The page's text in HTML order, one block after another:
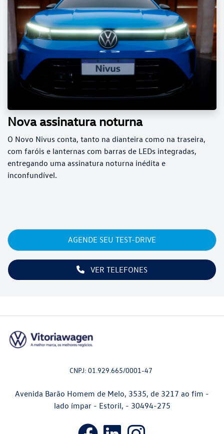
Nova assinatura noturna
O Novo Nivus conta, tanto na dianteira como na traseira,
com faróis e lanternas com barras de LEDs integradas,
entregando uma assinatura noturna inédita e
inconfundível.
VER TELEFONES
AGENDE SEU TEST-DRIVE
CNPJ: 01.929.665/0001-47
Avenida Barão Homem de Melo, 3535, de 3217 ao fim -
lado ímpar - Estoril, - 30494-275